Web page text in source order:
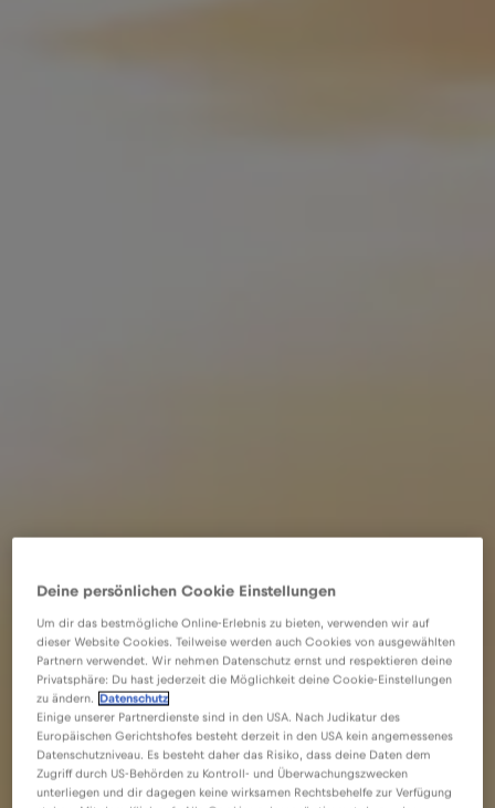
Deine persönlichen Cookie Einstellungen
Um dir das bestmögliche Online-Erlebnis zu bieten, verwenden wir auf
dieser Website Cookies. Teilweise werden auch Cookies von ausgewählten
Partnern verwendet. Wir nehmen Datenschutz ernst und respektieren deine
Privatsphäre: Du hast jederzeit die Möglichkeit deine Cookie-Einstellungen
zu ändern.
Datenschutz
Einige unserer Partnerdienste sind in den USA. Nach Judikatur des
Europäischen Gerichtshofes besteht derzeit in den USA kein angemessenes
Datenschutzniveau. Es besteht daher das Risiko, dass deine Daten dem
Zugriff durch US-Behörden zu Kontroll- und Überwachungszwecken
unterliegen und dir dagegen keine wirksamen Rechtsbehelfe zur Verfügung